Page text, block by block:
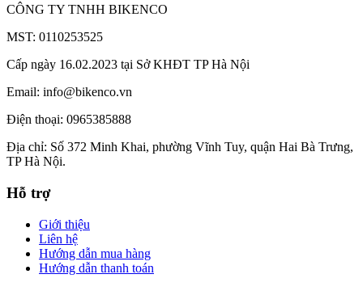
CÔNG TY TNHH BIKENCO
MST: 0110253525
Cấp ngày 16.02.2023 tại Sở KHĐT TP Hà Nội
Email: info@bikenco.vn
Điện thoại: 0965385888
Địa chỉ: Số 372 Minh Khai, phường Vĩnh Tuy, quận Hai Bà Trưng,
TP Hà Nội.
Hỗ trợ
Giới thiệu
Liên hệ
Hướng dẫn mua hàng
Hướng dẫn thanh toán